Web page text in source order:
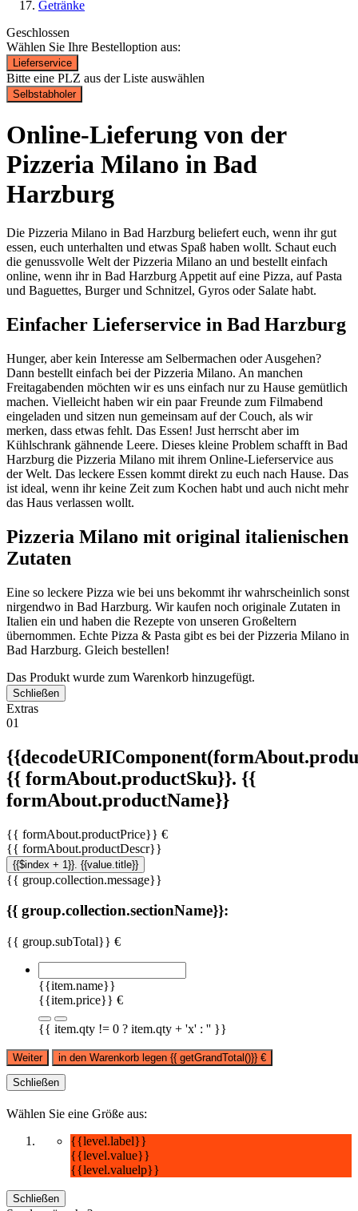
Getränke
Geschlossen
Wählen Sie Ihre Bestelloption aus:
Lieferservice
Bitte eine PLZ aus der Liste auswählen
Selbstabholer
Online-Lieferung von der
Pizzeria Milano in Bad
Harzburg
Die Pizzeria Milano in Bad Harzburg beliefert euch, wenn ihr gut
essen, euch unterhalten und etwas Spaß haben wollt. Schaut euch
die genussvolle Welt der Pizzeria Milano an und bestellt einfach
online, wenn ihr in Bad Harzburg Appetit auf eine Pizza, auf Pasta
und Baguettes, Burger und Schnitzel, Gyros oder Salate habt.
Einfacher Lieferservice in Bad Harzburg
Hunger, aber kein Interesse am Selbermachen oder Ausgehen?
Dann bestellt einfach bei der Pizzeria Milano. An manchen
Freitagabenden möchten wir es uns einfach nur zu Hause gemütlich
machen. Vielleicht haben wir ein paar Freunde zum Filmabend
eingeladen und sitzen nun gemeinsam auf der Couch, als wir
merken, dass etwas fehlt. Das Essen! Just herrscht aber im
Kühlschrank gähnende Leere. Dieses kleine Problem schafft in Bad
Harzburg die Pizzeria Milano mit ihrem Online-Lieferservice aus
der Welt. Das leckere Essen kommt direkt zu euch nach Hause. Das
ist ideal, wenn ihr keine Zeit zum Kochen habt und auch nicht mehr
das Haus verlassen wollt.
Pizzeria Milano mit original italienischen
Zutaten
Eine so leckere Pizza wie bei uns bekommt ihr wahrscheinlich sonst
nirgendwo in Bad Harzburg. Wir kaufen noch originale Zutaten in
Italien ein und haben die Rezepte von unseren Großeltern
übernommen. Echte Pizza & Pasta gibt es bei der Pizzeria Milano in
Bad Harzburg. Gleich bestellen!
Das Produkt wurde zum Warenkorb hinzugefügt.
Schließen
Extras
01
{{ formAbout.productSku}}. {{
formAbout.productName}}
{{ formAbout.productPrice}} €
{{ formAbout.productDescr}}
{{$index + 1}}. {{value.title}}
{{ group.collection.message}}
{{ group.collection.sectionName}}:
{{ group.subTotal}} €
{{item.name}}
{{item.price}} €
{{ item.qty != 0 ? item.qty + 'x' : '' }}
Weiter in den Warenkorb legen {{ getGrandTotal()}} €
Schließen
Wählen Sie eine Größe aus:
{{level.label}}
{{level.value}}
{{level.valuelp}}
Schließen